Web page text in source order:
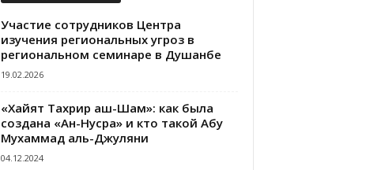
Участие сотрудников Центра
изучения региональных угроз в
региональном семинаре в Душанбе
19.02.2026
«Хайят Тахрир аш-Шам»: как была
создана «Ан-Нусра» и кто такой Абу
Мухаммад аль-Джуляни
04.12.2024